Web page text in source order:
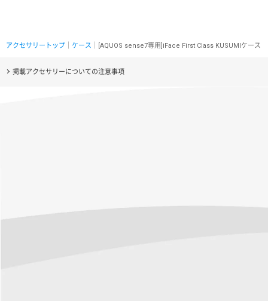
アクセサリートップ ケース ｜[AQUOS sense7専用]iFace First Class KUSUMIケース
掲載アクセサリーについての注意事項